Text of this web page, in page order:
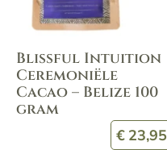
Blissful Intuition
Ceremoniële
Cacao – Belize 100
gram
€ 23,95